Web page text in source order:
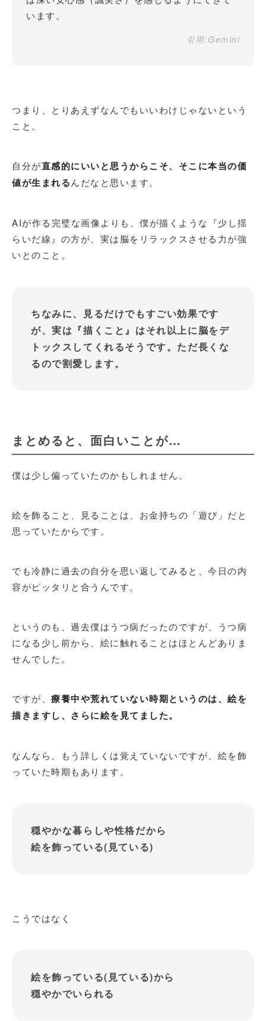
います。
引用:Gemini
つまり、とりあえずなんでもいいわけじゃないという
こと。
自分が直感的にいいと思うからこそ、そこに本当の価
値が生まれるんだなと思います。
AIが作る完璧な画像よりも、僕が描くような『少し揺
らいだ線』の方が、実は脳をリラックスさせる力が強
いとのこと。
ちなみに、見るだけでもすごい効果です
が、実は『描くこと』はそれ以上に脳をデ
トックスしてくれるそうです。ただ長くな
るので割愛します。
まとめると、面白いことが…
僕は少し偏っていたのかもしれません。
絵を飾ること、見ることは、お金持ちの「遊び」だと
思っていたからです。
でも冷静に過去の自分を思い返してみると、今日の内
容がピッタリと合うんです。
というのも、過去僕はうつ病だったのですが、うつ病
になる少し前から、絵に触れることはほとんどありま
せんでした。
ですが、 療養中や荒れていない時期というのは、絵を
描きますし、さらに絵を見てました。
なんなら、もう詳しくは覚えていないですが、絵を飾
っていた時期もあります。
穏やかな暮らしや性格だから
絵を飾っている(見ている)
こうではなく
絵を飾っている(見ている)から
穏やかでいられる